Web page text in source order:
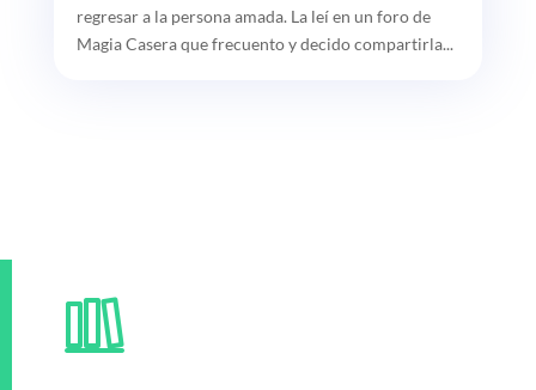
regresar a la persona amada. La leí en un foro de
Magia Casera que frecuento y decido compartirla...